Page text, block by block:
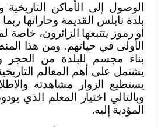
الوصول إلى الأماكن التاريخية
بلدة نابلس القديمة وحاراتها
أو رموز يتتبعها الزائرون، خاصة
الأولى في حياتهم. ومن هذا
بناء مجسم للبلدة من الحجر
يشتمل على أهم المعالم
يستطيع الزوار مشاهدته
وبالتالي اختيار المعلم الذي
المؤدية إليه.